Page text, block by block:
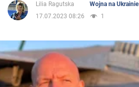
Życie
Polityka
Społeczeństwo
Lilia Ragutska
Wojna na Ukrainie
17.07.2023 08:26
1